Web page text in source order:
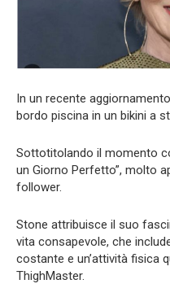
In un recente
bordo piscina in un bikini a
Sottotitolando il momento
un Giorno Perfetto”, molto
follower.
Stone attribuisce il suo
vita consapevole, che
costante e un’attività fisica
ThighMaster.